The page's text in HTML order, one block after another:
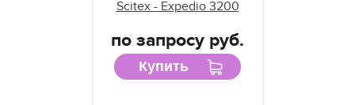
Scitex - Expedio 3200
по запросу руб.
Купить